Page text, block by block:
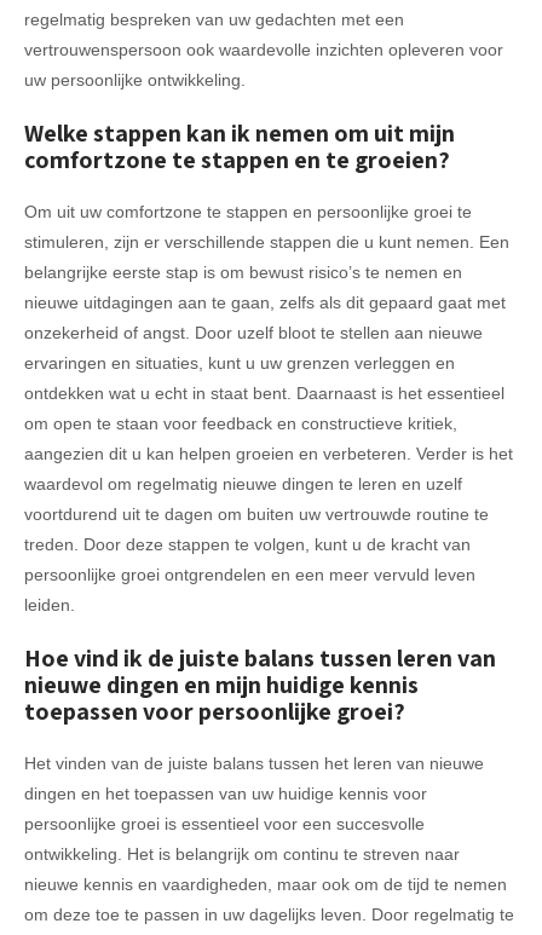
regelmatig bespreken van uw gedachten met een
vertrouwenspersoon ook waardevolle inzichten opleveren voor
uw persoonlijke ontwikkeling.
Welke stappen kan ik nemen om uit mijn
comfortzone te stappen en te groeien?
Om uit uw comfortzone te stappen en persoonlijke groei te
stimuleren, zijn er verschillende stappen die u kunt nemen. Een
belangrijke eerste stap is om bewust risico’s te nemen en
nieuwe uitdagingen aan te gaan, zelfs als dit gepaard gaat met
onzekerheid of angst. Door uzelf bloot te stellen aan nieuwe
ervaringen en situaties, kunt u uw grenzen verleggen en
ontdekken wat u echt in staat bent. Daarnaast is het essentieel
om open te staan voor feedback en constructieve kritiek,
aangezien dit u kan helpen groeien en verbeteren. Verder is het
waardevol om regelmatig nieuwe dingen te leren en uzelf
voortdurend uit te dagen om buiten uw vertrouwde routine te
treden. Door deze stappen te volgen, kunt u de kracht van
persoonlijke groei ontgrendelen en een meer vervuld leven
leiden.
Hoe vind ik de juiste balans tussen leren van
nieuwe dingen en mijn huidige kennis
toepassen voor persoonlijke groei?
Het vinden van de juiste balans tussen het leren van nieuwe
dingen en het toepassen van uw huidige kennis voor
persoonlijke groei is essentieel voor een succesvolle
ontwikkeling. Het is belangrijk om continu te streven naar
nieuwe kennis en vaardigheden, maar ook om de tijd te nemen
om deze toe te passen in uw dagelijks leven. Door regelmatig te